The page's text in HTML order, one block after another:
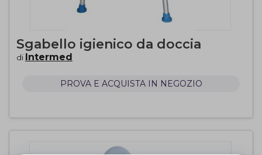
Sgabello igienico da doccia
di Intermed
PROVA E ACQUISTA IN NEGOZIO